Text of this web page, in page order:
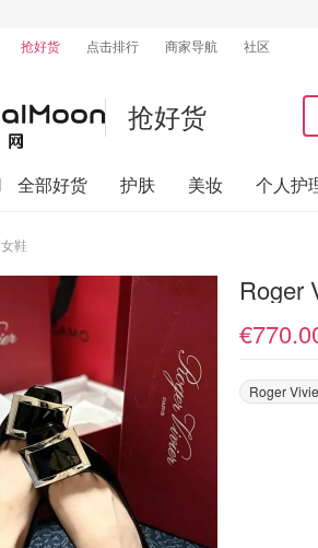
抢好货 点击排行 商家导航 社区
抢好货
全部好货 护肤 美妆 个人护
女鞋
Roger
Roger